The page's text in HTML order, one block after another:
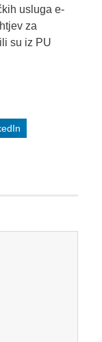
usluga e-
za
su iz PU